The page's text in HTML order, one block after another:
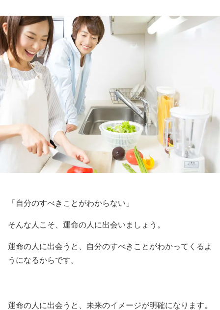
「自分のすべきことがわからない」
そんな人こそ、運命の人に出会いましょう。
運命の人に出会うと、自分のすべきことがわかってくるよ
うになるからです。
運命の人に出会うと、未来のイメージが明確になります。